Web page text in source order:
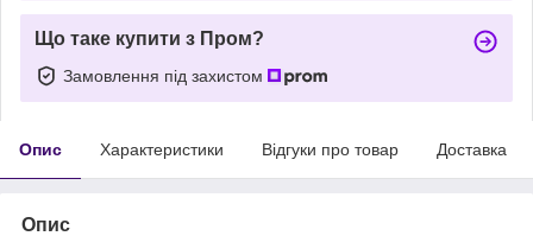
Що таке купити з Пром?
Замовлення під захистом
Опис Характеристики Відгуки про товар Доставка
Опис